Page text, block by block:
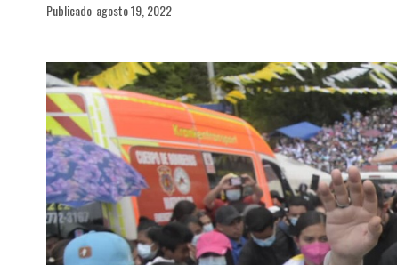
Publicado agosto 19, 2022